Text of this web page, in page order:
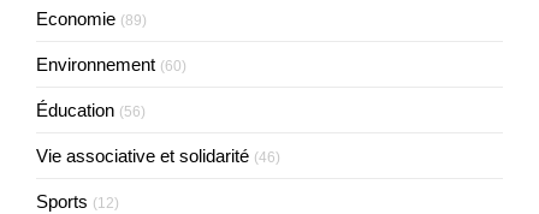
Economie (89)
Environnement (60)
Éducation (56)
Vie associative et solidarité (46)
Sports (12)